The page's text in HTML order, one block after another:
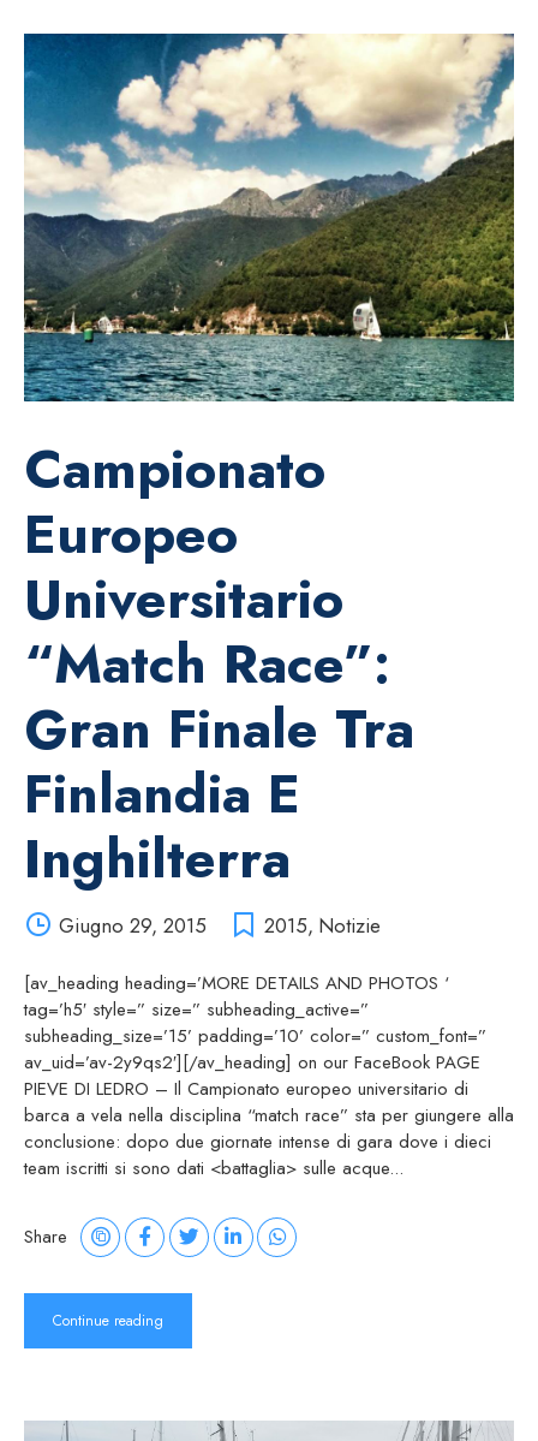
Campionato
Europeo
Universitario
“match Race”:
Gran Finale Tra
Finlandia E
Inghilterra
Giugno 29, 2015 2015, Notizie
[av_heading heading=’MORE DETAILS AND PHOTOS ‘
tag=’h5′ style=” size=” subheading_active=”
subheading_size=’15’ padding=’10’ color=” custom_font=”
av_uid=’av-2y9qs2′][/av_heading] on our FaceBook PAGE
PIEVE DI LEDRO – Il Campionato europeo universitario di
barca a vela nella disciplina “match race” sta per giungere alla
conclusione: dopo due giornate intense di gara dove i dieci
team iscritti si sono dati <battaglia> sulle acque...
Share
Continue reading